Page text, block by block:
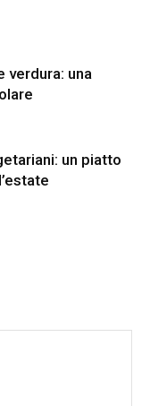
verdura: una
un piatto